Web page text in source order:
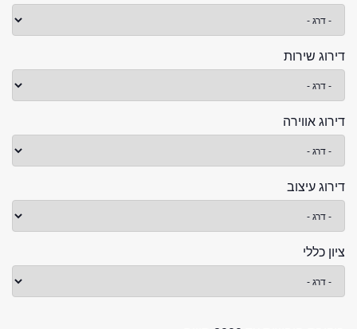
דירוג שירות
דירוג אווירה
דירוג עיצוב
ציון כללי